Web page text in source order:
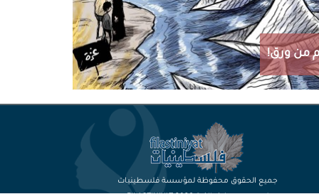
من ورق!
جميع الحقوق محفوظة لمؤسسة فلسطينيات